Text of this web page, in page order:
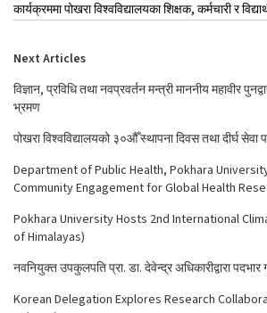
कार्यक्रममा पोखरा विश्वविद्यालयका शिक्षक, कर्मचारी र
Next Articles
विज्ञान, प्रविधि तथा नवप्रवर्तन मन्त्री माननीय महावीर
भ्रमण
पोखरा विश्वविद्यालयको ३०औँ स्थापना दिवस तथा दीर्घ
Department of Public Health, Pokhara
Community Engagement for Global Health
Pokhara University Hosts 2nd International
of Himalayas)
नवनियुक्त उपकुलपति प्रा. डा. देवेन्द्र अधिकारीद्वारा
Korean Delegation Explores Research